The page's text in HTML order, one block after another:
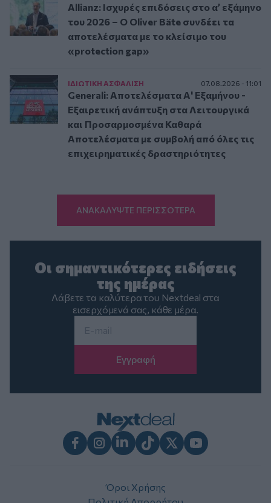
Allianz: Ισχυρές επιδόσεις στο α’ εξάμηνο
του 2026 – Ο Oliver Bäte συνδέει τα
αποτελέσματα με το κλείσιμο του
«protection gap»
ΙΔΙΩΤΙΚΗ ΑΣΦAΛΙΣΗ 07.08.2026 - 11:01
Generali: Αποτελέσματα Α' Εξαμήνου -
Εξαιρετική ανάπτυξη στα Λειτουργικά
και Προσαρμοσμένα Καθαρά
Αποτελέσματα με συμβολή από όλες τις
επιχειρηματικές δραστηριότητες
ΑΝΑΚΑΛΥΨΤΕ ΠΕΡΙΣΣΟΤΕΡΑ
Οι σημαντικότερες ειδήσεις
της ημέρας
Λάβετε τα καλύτερα του Nextdeal στα
εισερχόμενά σας, κάθε μέρα.
Όροι Χρήσης